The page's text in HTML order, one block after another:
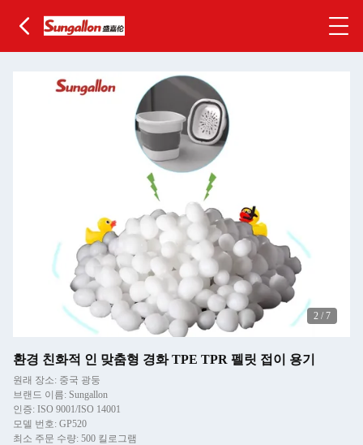
2 / 7
환경 친화적 인 맞춤형 경화 TPE TPR 펠릿 접이 용기
원래 장소: 중국 광둥
브랜드 이름: Sungallon
인증: ISO 9001/ISO 14001
모델 번호: GP520
최소 주문 수량: 500 킬로그램